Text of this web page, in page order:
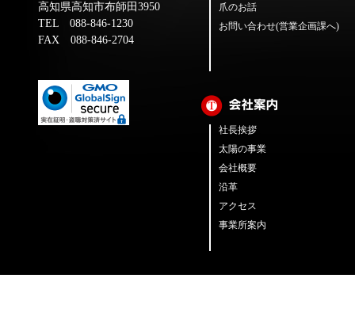
高知県高知市布師田3950
TEL 088-846-1230
FAX 088-846-2704
爪のお話
お問い合わせ(営業企画課へ)
社長挨拶
太陽の事業
会社概要
沿革
アクセス
事業所案内